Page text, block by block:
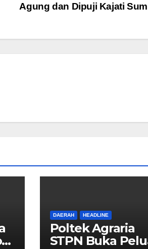
Agung dan Dipuji Kajati
DAERAH HEADLINE
Poltek Agraria
STPN Buka